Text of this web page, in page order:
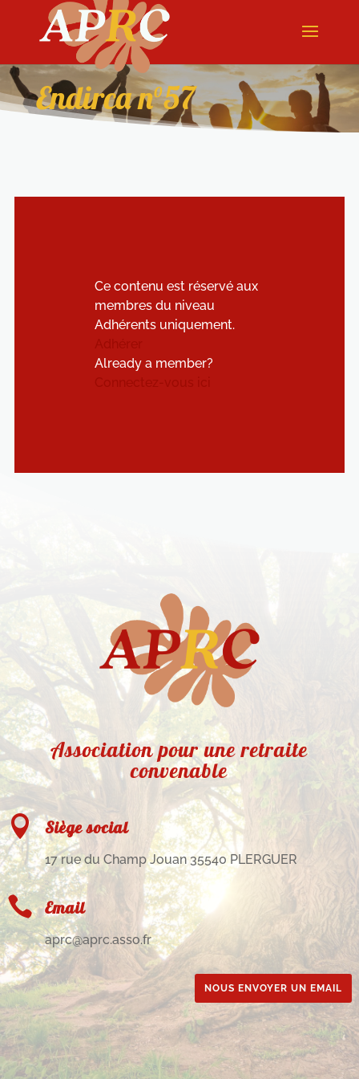
Endirca n°57
Ce contenu est réservé aux
membres du niveau
Adhérents uniquement.
Already a member?
Association pour une retraite
convenable
 Siège social
17 rue du Champ Jouan 35540 PLERGUER
 Email
aprc@aprc.asso.fr
NOUS ENVOYER UN EMAIL